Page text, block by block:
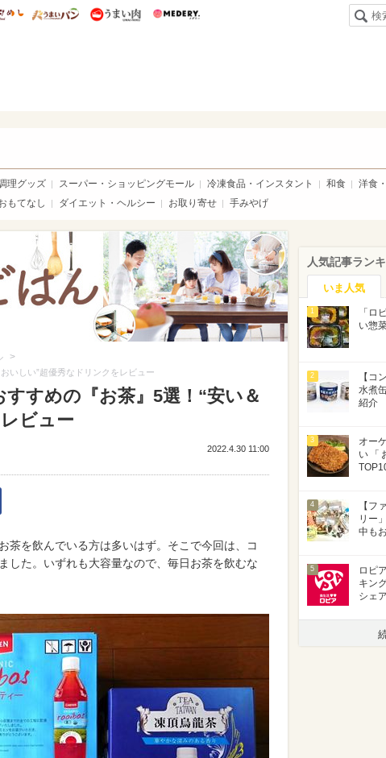
ズニー特集
うまいめし うまいパン うまい肉
理グッズ スーパー・ショッピングモール 冷凍食品・インスタント 和食 洋食
もてなし ダイエット・ヘルシー お取り寄せ 手みやげ
>
いしい”超優秀なドリンクをレビュー
すすめの『お茶』5選！“安い＆
ビュー
2022.4.30 11:00
茶を飲んでいる方は多いはず。そこで今回は、コ
した。いずれも大容量なので、毎日お茶を飲むな
人気記事ラン
いま人気
1
「ロ
い惣
2
【コ
水煮
紹介
3
オー
い「
4
【フ
リー
中も
5
ロピ
キン
シェ